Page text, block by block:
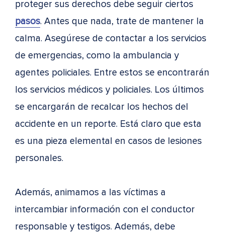
proteger sus derechos debe seguir ciertos
pasos. Antes que nada, trate de mantener la
calma. Asegúrese de contactar a los servicios
de emergencias, como la ambulancia y
agentes policiales. Entre estos se encontrarán
los servicios médicos y policiales. Los últimos
se encargarán de recalcar los hechos del
accidente en un reporte. Está claro que esta
es una pieza elemental en casos de lesiones
personales.
Además, animamos a las víctimas a
intercambiar información con el conductor
responsable y testigos. Además, debe